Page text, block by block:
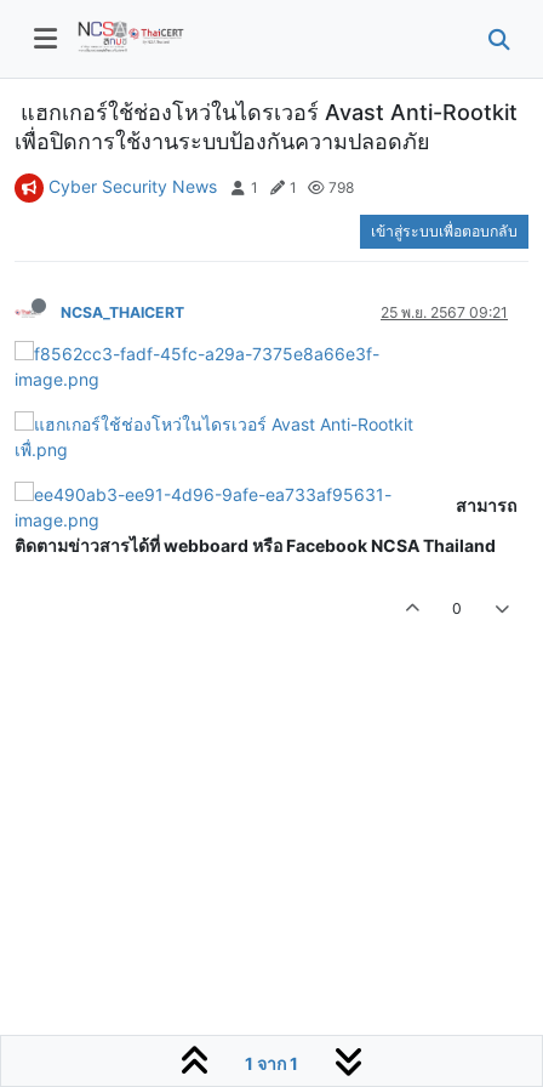
แฮกเกอร์ใช้ช่องโหว่ในไดรเวอร์ Avast Anti-Rootkit
เพื่อปิดการใช้งานระบบป้องกันความปลอดภัย
Cyber Security News 1 1 798
เข้าสู่ระบบเพื่อตอบกลับ
NCSA_THAICERT 25 พ.ย. 2567 09:21
สามารถ
ติดตามข่าวสารได้ที่ webboard หรือ Facebook NCSA Thailand
0
1 จาก 1